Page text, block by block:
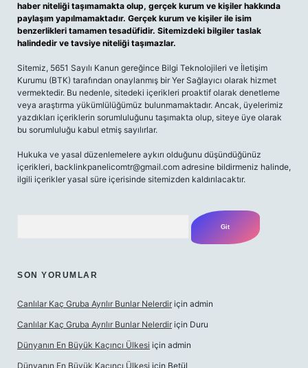
haber niteliği taşımamakta olup, gerçek kurum ve kişiler hakkında
paylaşım yapılmamaktadır. Gerçek kurum ve kişiler ile isim
benzerlikleri tamamen tesadüfidir. Sitemizdeki bilgiler taslak
halindedir ve tavsiye niteliği taşımazlar.
Sitemiz, 5651 Sayılı Kanun gereğince Bilgi Teknolojileri ve İletişim
Kurumu (BTK) tarafından onaylanmış bir Yer Sağlayıcı olarak hizmet
vermektedir. Bu nedenle, sitedeki içerikleri proaktif olarak denetleme
veya araştırma yükümlülüğümüz bulunmamaktadır. Ancak, üyelerimiz
yazdıkları içeriklerin sorumluluğunu taşımakta olup, siteye üye olarak
bu sorumluluğu kabul etmiş sayılırlar.
Hukuka ve yasal düzenlemelere aykırı olduğunu düşündüğünüz
içerikleri, backlinkpanelicomtr@gmail.com adresine bildirmeniz halinde,
ilgili içerikler yasal süre içerisinde sitemizden kaldırılacaktır.
SON YORUMLAR
Canlılar Kaç Gruba Ayrılır Bunlar Nelerdir için admin
Canlılar Kaç Gruba Ayrılır Bunlar Nelerdir için Duru
Dünyanın En Büyük Kaçıncı Ülkesi için admin
Dünyanın En Büyük Kaçıncı Ülkesi için Betül